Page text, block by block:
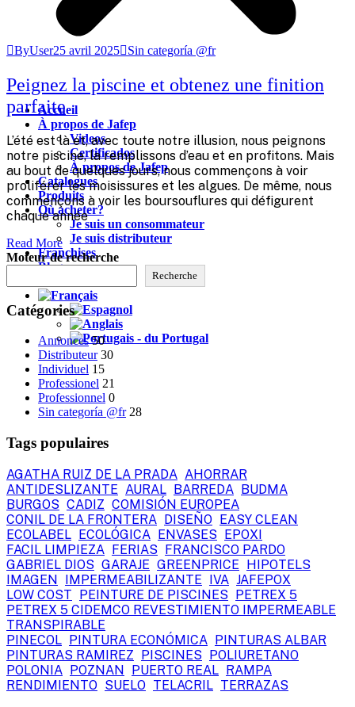
Accueil
À propos de Jafep
Videos
Certificados
À propos de Jafep
Catalogues
Produits
Où acheter?
Je suis un consommateur
Je suis distributeur
Franchises
Blog
ByUser25 avril 2025 Sin categoría @fr
Peignez la piscine et obtenez une finition
parfaite
L’été est là et, avec toute notre illusion, nous peignons
notre piscine, la remplissons d’eau et en profitons. Mais
au bout de quelques jours, nous commençons à voir
proliférer les moisissures et les algues. De même, nous
commençons à voir les boursouflures qui défigurent
chaque année
Read More
Moteur de recherche
Recherche
Catégories
Annonces 50
Distributeur 30
Individuel 15
Professionel 21
Professionnel 0
Sin categoría @fr 28
Tags populaires
AGATHA RUIZ DE LA PRADA AHORRAR
ANTIDESLIZANTE AURAL BARREDA BUDMA
BURGOS CADIZ COMISIÓN EUROPEA
CONIL DE LA FRONTERA DISEÑO EASY CLEAN
ECOLABEL ECOLÓGICA ENVASES EPOXI
FACIL LIMPIEZA FERIAS FRANCISCO PARDO
GABRIEL DIOS GARAJE GREENPRICE HIPOTELS
IMAGEN IMPERMEABILIZANTE IVA JAFEPOX
LOW COST PEINTURE DE PISCINES PETREX 5
PETREX 5 CIDEMCO REVESTIMIENTO IMPERMEABLE
TRANSPIRABLE
PINECOL PINTURA ECONÓMICA PINTURAS ALBAR
PINTURAS RAMIREZ PISCINES POLIURETANO
POLONIA POZNAN PUERTO REAL RAMPA
RENDIMIENTO SUELO TELACRIL TERRAZAS